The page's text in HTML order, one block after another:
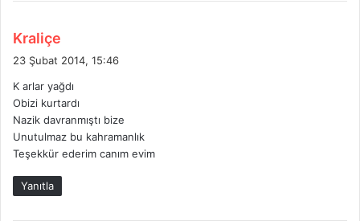
Kraliçe
e
i
k
i
23 Şubat 2014, 15:46
K arlar yağdı
Obizi kurtardı
Nazik davranmıştı bize
Unutulmaz bu kahramanlık
Teşekkür ederim canım evim
Yanıtla